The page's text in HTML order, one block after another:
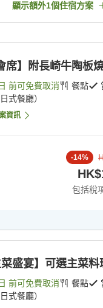
顯示額外1個住宿方案
席】附長崎牛陶板
前可免費取消 餐點
式餐廳）
資訊
-14%
包括稅
菜盛宴】可選主菜
前可免費取消 餐點
式餐廳）